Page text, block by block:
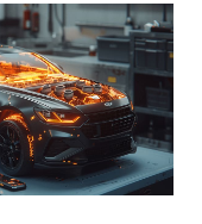
FINANCIEROS
FINANCIEROS